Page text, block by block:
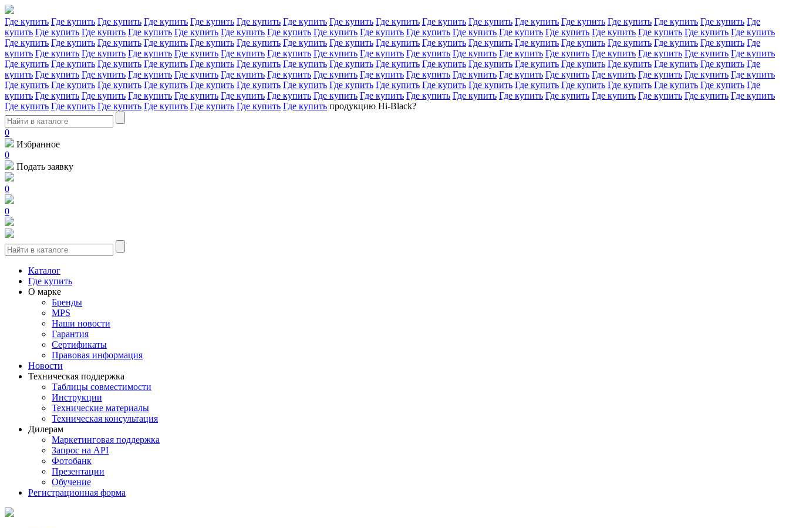
Где купить Где купить Где купить Где купить Где купить Где купить Где купить Где купить Где купить Где купить Где купить Где купить Где купить Где купить Где купить Где купить Где
купить Где купить Где купить Где купить Где купить Где купить Где купить Где купить Где купить Где купить Где купить Где купить Где купить Где купить Где купить Где купить Где купить
Где купить Где купить Где купить Где купить Где купить Где купить Где купить Где купить Где купить Где купить Где купить Где купить Где купить Где купить Где купить Где купить Где
купить Где купить Где купить Где купить Где купить Где купить Где купить Где купить Где купить Где купить Где купить Где купить Где купить Где купить Где купить Где купить Где купить
Где купить Где купить Где купить Где купить Где купить Где купить Где купить Где купить Где купить Где купить Где купить Где купить Где купить Где купить Где купить Где купить Где
купить Где купить Где купить Где купить Где купить Где купить Где купить Где купить Где купить Где купить Где купить Где купить Где купить Где купить Где купить Где купить Где купить
Где купить Где купить Где купить Где купить Где купить Где купить Где купить Где купить Где купить Где купить Где купить Где купить Где купить Где купить Где купить Где купить Где
купить Где купить Где купить Где купить Где купить Где купить Где купить Где купить Где купить Где купить Где купить Где купить Где купить Где купить Где купить Где купить Где купить
Где купить Где купить Где купить Где купить Где купить Где купить Где купить продукцию Hi-Black?
0
Избранное
0
Подать заявку
0
0
Каталог
Где купить
О марке
Бренды
MPS
Наши новости
Гарантия
Сертификаты
Правовая информация
Новости
Техническая поддержка
Таблицы совместимости
Инструкции
Технические материалы
Техническая консультация
Дилерам
Маркетинговая поддержка
Запрос на API
Фотобанк
Презентации
Обучение
Регистрационная форма